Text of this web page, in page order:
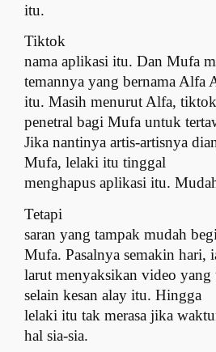
itu.
Tiktok
nama aplikasi itu. Dan Mufa
temannya yang bernama Alfa
itu. Masih menurut Alfa,
penetral bagi Mufa untuk
Jika nantinya artis-artisnya
Mufa, lelaki itu tinggal
menghapus aplikasi itu.
Tetapi
saran yang tampak mudah
Mufa. Pasalnya semakin hari,
larut menyaksikan video
selain kesan alay itu. Hingga
lelaki itu tak merasa jika
hal sia-sia.